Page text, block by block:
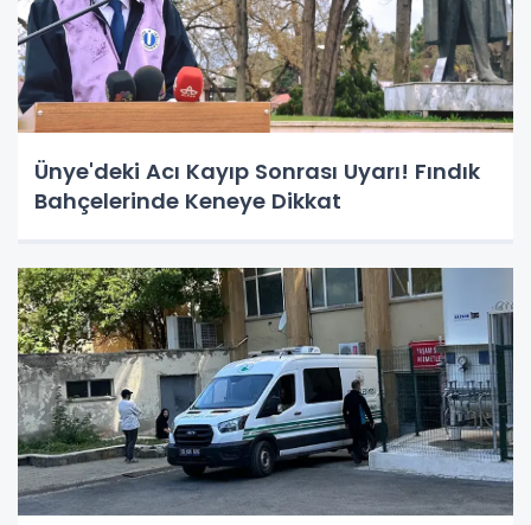
Ünye'deki Acı Kayıp Sonrası Uyarı! Fındık
Bahçelerinde Keneye Dikkat